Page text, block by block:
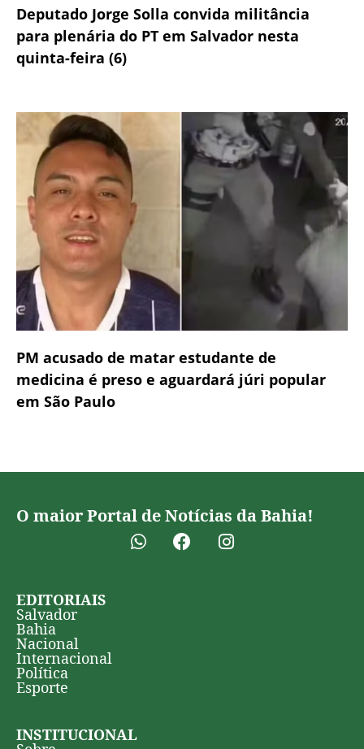
Deputado Jorge Solla convida militância
para plenária do PT em Salvador nesta
quinta-feira (6)
PM acusado de matar estudante de
medicina é preso e aguardará júri popular
em São Paulo
O maior Portal de Notícias da Bahia!
EDITORIAIS
Salvador
Bahia
Nacional
Internacional
Política
Esporte
INSTITUCIONAL